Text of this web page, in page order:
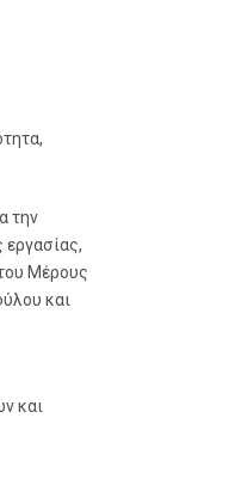
την
Μέρους
και
και